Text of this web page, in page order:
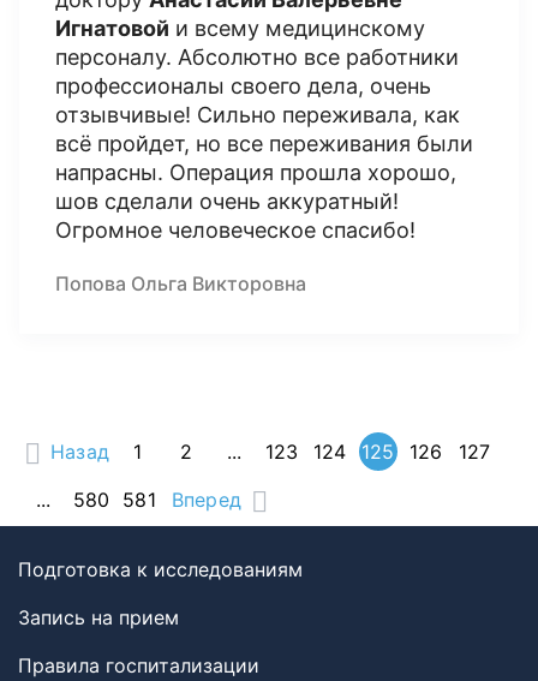
Игнатовой и всему медицинскому
персоналу. Абсолютно все работники
профессионалы своего дела, очень
отзывчивые! Сильно переживала, как
всё пройдет, но все переживания были
напрасны. Операция прошла хорошо,
шов сделали очень аккуратный!
Огромное человеческое спасибо!
Попова Ольга Викторовна
Назад 1 2 ... 123 124 125 126
127
...
580 581 Вперед
Подготовка к исследованиям
Запись на прием
Правила госпитализации